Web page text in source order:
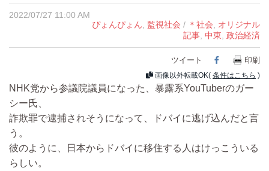
2022/07/27 11:00 AM
ぴょんぴょん, 監視社会 / ＊社会, オリジナル
記事, 中東, 政治経済
ツイート Facebook
印刷
画像以外転載OK( 条件はこちら )
NHK党から参議院議員になった、暴露系YouTuberのガー
シー氏、
詐欺罪で逮捕されそうになって、ドバイに逃げ込んだと言
う。
彼のように、日本からドバイに移住する人はけっこういる
らしい。